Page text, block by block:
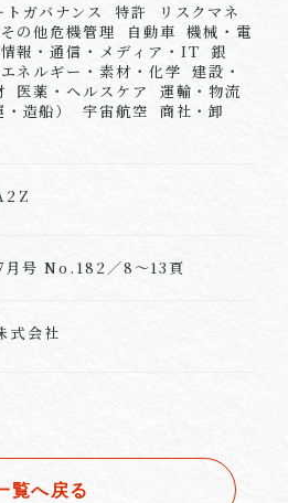
トガバナンス 特許 リスクマネ
の他危機管理 自動車 機械・電
報・通信・メディア・IT 銀
ネルギー・素材・化学 建設・
医薬・ヘルスケア 運輸・物流
・造船） 宇宙航空 商社・卸
号 No.182／8～13頁
式会社
覧へ戻る